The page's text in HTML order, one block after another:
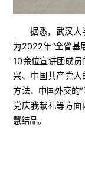
据悉，武汉大
为2022年“全省基
10余位宣讲团成
兴、中国共产党人
方法、中国外交的
党庆我献礼等方
慧结晶。